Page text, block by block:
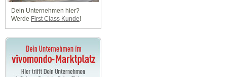
Dein Unternehmen hier?
Werde First Class Kunde!